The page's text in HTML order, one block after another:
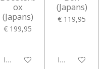
ox
(Japans)
€ 199,95
In winkelwagen
(Japans)
€ 119,95
In